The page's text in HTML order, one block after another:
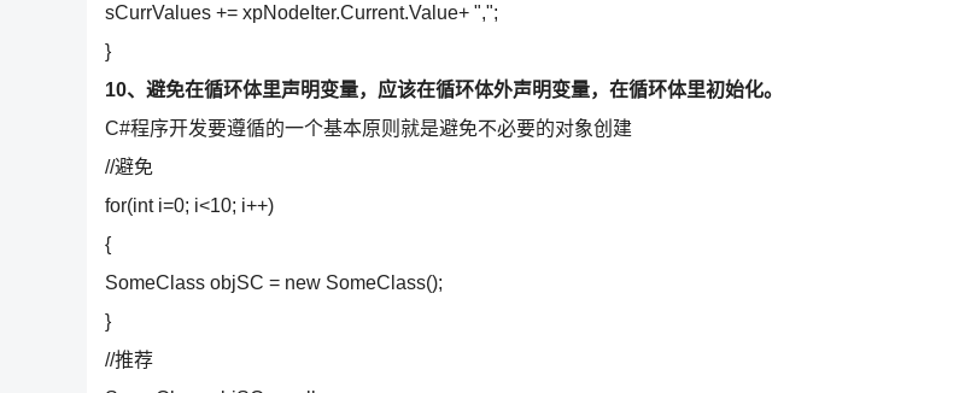
sCurrValues += xpNodeIter.Current.Value+ ",";
}
10、避免在循环体里声明变量，应该在循环体外声明变量，在循环体里初始化。
C#程序开发要遵循的一个基本原则就是避免不必要的对象创建
//避免
for(int i=0; i<10; i++)
{
SomeClass objSC = new SomeClass();
}
//推荐